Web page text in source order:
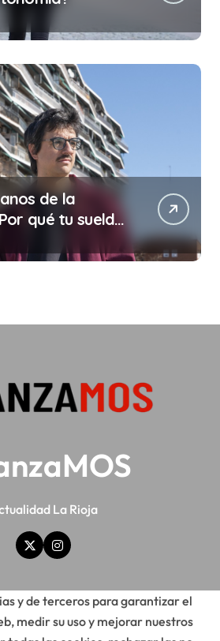
de la
qué tu sueldo
La Rioja
y de terceros para garantizar el
medir su uso y mejorar nuestros